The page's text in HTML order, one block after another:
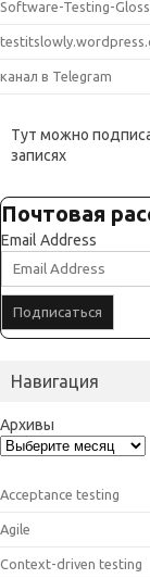
Software-Testing-
канал в Telegram
Тут можно
записях
Почтовая
Email Address
Навигация
Архивы
Acceptance testing
Agile
Context-driven testing